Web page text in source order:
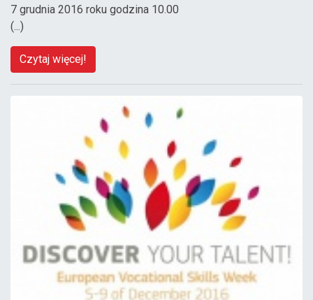
7 grudnia 2016 roku godzina 10.00
(...)
Czytaj więcej!